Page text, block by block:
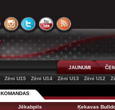
JAUNUMI
Zēni U15 Zēni U14 Zēni U13 Zēni U12
KOMANDAS
Jēkabpils Ķekavas